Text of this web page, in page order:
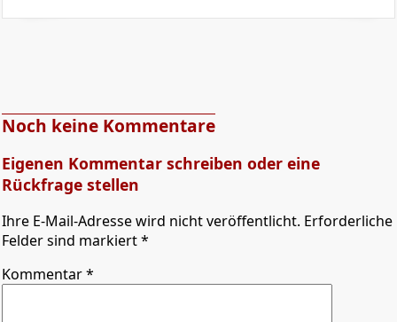
Noch keine Kommentare
Eigenen Kommentar schreiben oder eine
Rückfrage stellen
Ihre E-Mail-Adresse wird nicht veröffentlicht. Erforderliche
Felder sind markiert *
Kommentar*